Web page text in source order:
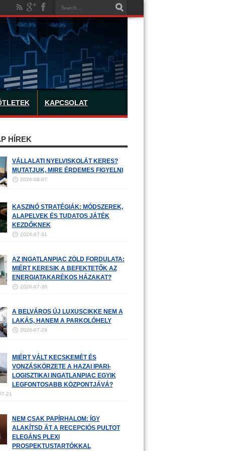
KAPCSOLAT
HÍREK
VÁLLALATI NYELVISKOLÁT KERES?
MUTATJUK, MIRE ÉRDEMES FIGYELNI
2026-08-07
KASZINÓ STRATÉGIÁK: MÓDSZEREK,
ALAPELVEK ÉS TUDATOS JÁTÉK
KEZDŐKNEK
2026-07-31
AZ INGATLANPIAC ZÖLD FORDULATA:
MIÉRT KERESIK A BEFEKTETŐK AZ
ENERGIATAKARÉKOS HÁZAKAT?
2026-07-30
A BELVÁROS ÚJ LUXUSCIKKE NEM A
LAKÁS, HANEM A PARKOLÓHELY
2026-07-29
MIÉRT VÁLT KECSKEMÉT ÉS
VONZÁSKÖRZETE A HAZAI IPARI-
LOGISZTIKAI INGATLANPIAC EGYIK
LEGFONTOSABB KÖZPONTJÁVÁ?
21
NEM CSAK PAPÍRHALOM: ÍGY
ALAKÍTSD ÁT A RECEPCIÓS PULTOT
ELEGÁNS PLEXI
PROSPEKTUSTARTÓKKAL